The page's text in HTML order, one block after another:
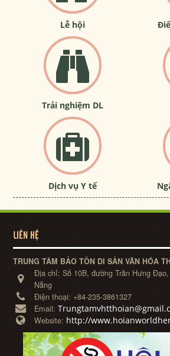
Lễ hội
Trải nghiệm DL
Dịch vụ Y tế
LIÊN HỆ
TRUNG TÂM BẢO TỒN DI SẢN VĂN HÓA
Địa chỉ:Số 10B, đường Trần Hưng
Nẵng
Điện thoại: +84-235-3861327
Email:
Website: http://